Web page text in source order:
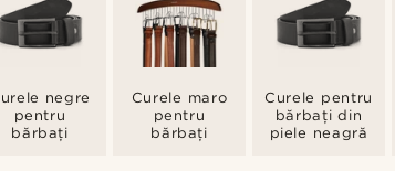
negre
pentru
bărbați
Curele maro
pentru
bărbați
Curele pentru
bărbați din
piele neagră